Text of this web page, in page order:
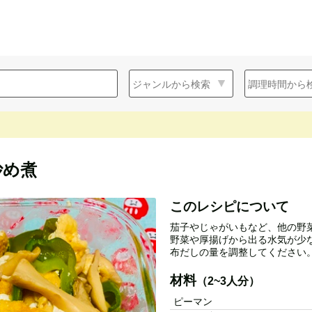
煮
このレシピについて
茄子やじゃがいもなど、他の野
野菜や厚揚げから出る水気が少
布だしの量を調整してください
材料（2~3人分）
ピーマン